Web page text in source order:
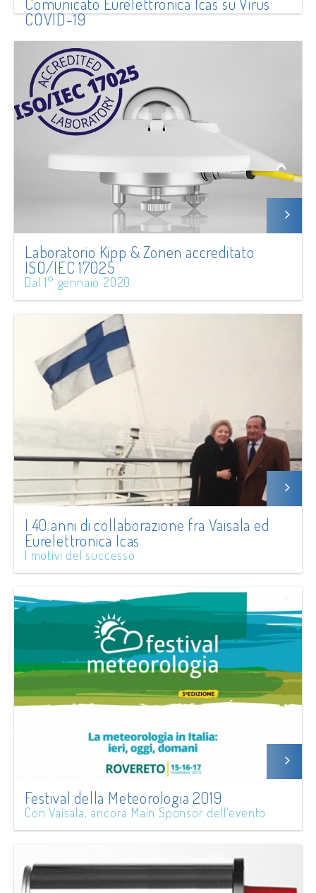
COVID-19
Laboratorio Kipp & Zonen accreditato
ISO/IEC 17025
Dal 1° gennaio 2020
I 40 anni di collaborazione fra Vaisala ed
Eurelettronica Icas
I motivi del successo
Festival della Meteorologia 2019
Con Vaisala, ancora Main Sponsor dell'evento